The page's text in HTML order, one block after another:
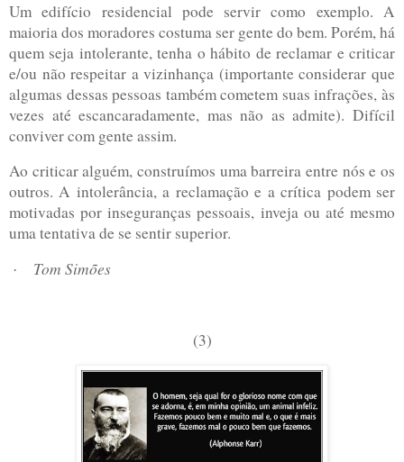
Um edifício residencial pode servir como exemplo. A
maioria dos moradores costuma ser gente do bem. Porém, há
quem seja intolerante, tenha o hábito de reclamar e criticar
e/ou não respeitar a vizinhança (importante considerar que
algumas dessas pessoas também cometem suas infrações, às
vezes até escancaradamente, mas não as admite). Difícil
conviver com gente assim.
Ao criticar alguém, construímos uma barreira entre nós e os
outros. A intolerância, a reclamação e a crítica podem ser
motivadas por inseguranças pessoais, inveja ou até mesmo
uma tentativa de se sentir superior.
Tom Simões
(3)